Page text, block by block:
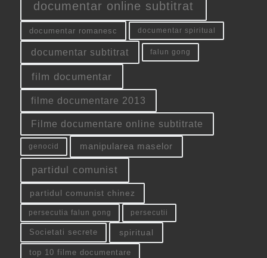
documentar online subtitrat
documentar romanesc documentar spiritual
documentar subtitrat falun gong
film documentar
filme documentare 2013
Filme documentare online subtitrate
genocid manipularea maselor
partidul comunist
partidul comunist chinez
persecutia falun gong persecutii
Societati secrete spiritual
top 10 filme documentare